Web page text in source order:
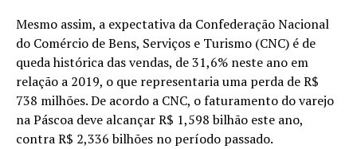
Mesmo assim, a expectativa da Confederação Nacional
do Comércio de Bens, Serviços e Turismo (CNC) é de
queda histórica das vendas, de 31,6% neste ano em
relação a 2019, o que representaria uma perda de R$
738 milhões. De acordo a CNC, o faturamento do varejo
na Páscoa deve alcançar R$ 1,598 bilhão este ano,
contra R$ 2,336 bilhões no período passado.